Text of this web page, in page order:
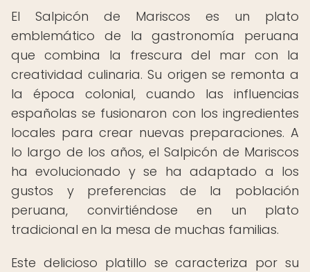
El Salpicón de Mariscos es un plato
emblemático de la gastronomía peruana
que combina la frescura del mar con la
creatividad culinaria. Su origen se remonta a
la época colonial, cuando las influencias
españolas se fusionaron con los ingredientes
locales para crear nuevas preparaciones. A
lo largo de los años, el Salpicón de Mariscos
ha evolucionado y se ha adaptado a los
gustos y preferencias de la población
peruana, convirtiéndose en un plato
tradicional en la mesa de muchas familias.
Este delicioso platillo se caracteriza por su